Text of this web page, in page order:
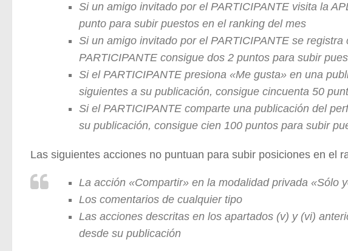
Si un amigo invitado por el PARTICIPANTE visita la
punto para subir puestos en el ranking del mes
Si un amigo invitado por el PARTICIPANTE se
PARTICIPANTE consigue dos 2 puntos para subir
Si el PARTICIPANTE presiona «Me gusta» en una
siguientes a su publicación, consigue cincuenta 50
Si el PARTICIPANTE comparte una publicación del
su publicación, consigue cien 100 puntos para subir
Las siguientes acciones no puntuan para subir posiciones en el
La acción «Compartir» en la modalidad privada «Sólo
Los comentarios de cualquier tipo
Las acciones descritas en los apartados (v) y (vi)
desde su publicación